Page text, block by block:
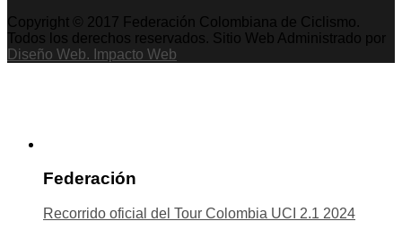
Copyright © 2017 Federación Colombiana de Ciclismo.
Todos los derechos reservados. Sitio Web Administrado por
Diseño Web. Impacto Web
Federación
Recorrido oficial del Tour Colombia UCI 2.1 2024